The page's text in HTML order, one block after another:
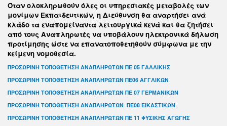
Όταν ολοκληρωθούν όλες οι υπηρεσιακές μεταβολές των
μονίμων Εκπαιδευτικών, η Διεύθυνση θα αναρτήσει ανά
κλάδο τα εναπομείναντα λειτουργικά κενά και θα ζητήσει
από τους Αναπληρωτές να υποβάλουν ηλεκτρονικά δήλωση
προτίμησης ώστε να επανατοποθετηθούν σύμφωνα με την
κείμενη νομοθεσία.
ΠΡΟΣΩΡΙΝΗ ΤΟΠΟΘΕΤΗΣΗ ΑΝΑΠΛΗΡΩΤΩΝ ΠΕ 05 ΓΑΛΛΙΚΗΣ
ΠΡΟΣΩΡΙΝΗ ΤΟΠΟΘΕΤΗΣΗ ΑΝΑΠΛΗΡΩΤΩΝ ΠΕ06 ΑΓΓΛΙΚΩΝ
ΠΡΟΣΩΡΙΝΗ ΤΟΠΟΘΕΤΗΣΗ ΑΝΑΠΛΗΡΩΤΩΝ ΠΕ 07 ΓΕΡΜΑΝΙΚΩΝ
ΠΡΟΣΩΡΙΝΗ ΤΟΠΟΘΕΤΗΣΗ ΑΝΑΠΛΗΡΩΤΩΝ ΠΕ08 ΕΙΚΑΣΤΙΚΩΝ
ΠΡΟΣΩΡΙΝΗ ΤΟΠΟΘΕΤΗΣΗ ΑΝΑΠΛΗΡΩΤΩΝ ΠΕ 11 ΦΥΣΙΚΗΣ ΑΓΩΓΗΣ